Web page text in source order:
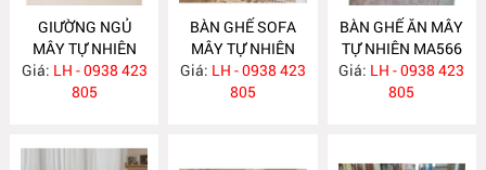
GIƯỜNG NGỦ
MÂY TỰ NHIÊN
MA583
Giá: LH - 0938 423
805
BÀN GHẾ SOFA
MÂY TỰ NHIÊN
MA568
Giá: LH - 0938 423
805
BÀN GHẾ ĂN MÂY
TỰ NHIÊN MA566
Giá: LH - 0938 423
805